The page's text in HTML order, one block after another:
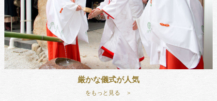
厳かな儀式が人気
をもっと見る ＞